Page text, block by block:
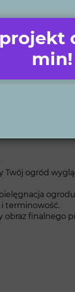
którzy
Twoich potrzeb
ogród
i terminowość.
obraz finalnego
min!